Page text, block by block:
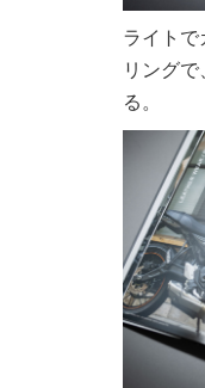
ライト
リング
る。